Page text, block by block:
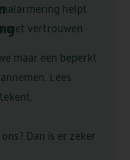
BIJ
helpt
met vertrouwen
maar een beperkt
Lees
Dan is er zeker